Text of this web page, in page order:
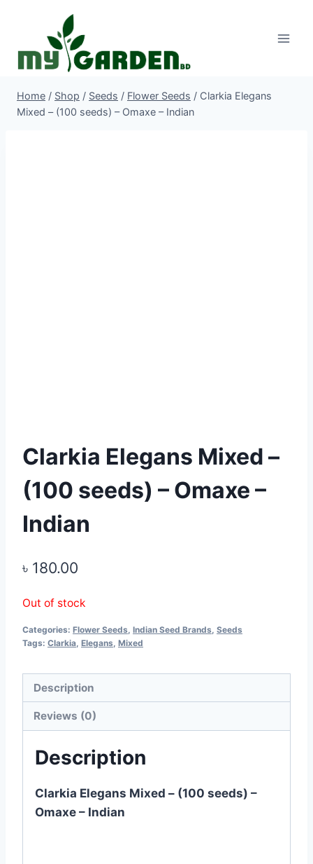
Home / Shop / Seeds / Flower Seeds / Clarkia Elegans
Mixed – (100 seeds) – Omaxe – Indian
Clarkia Elegans Mixed –
(100 seeds) – Omaxe –
Indian
৳ 180.00
Out of stock
Categories: Flower Seeds Indian Seed Brands Seeds
Tags: Clarkia Elegans Mixed
Description
Reviews (0)
Description
Clarkia Elegans Mixed – (100 seeds) –
Omaxe – Indian